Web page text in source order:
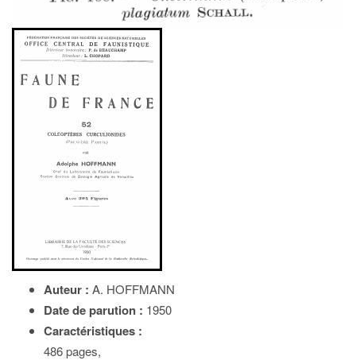
Auteur : A. HOFFMANN
Date de parution : 1950
Caractéristiques :
486 pages,